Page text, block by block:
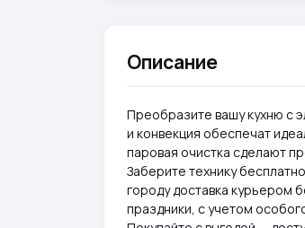
Описание
Преобразите вашу кухню с
и конвекция обеспечат
паровая очистка сделают
Заберите технику
городу доставка курьером
праздники, с учетом